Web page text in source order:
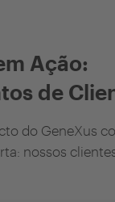
Ação:
de
do GeneXus
nossos